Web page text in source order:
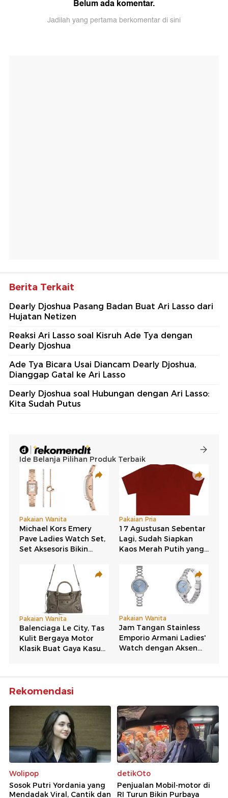
Belum ada komentar.
Jadilah yang pertama berkomentar di sini
Berita Terkait
Dearly Djoshua Pasang Badan Buat Ari Lasso dari
Hujatan Netizen
Reaksi Ari Lasso soal Kisruh Ade Tya dengan
Dearly Djoshua
Ade Tya Bicara Usai Diancam Dearly Djoshua,
Dianggap Gatal ke Ari Lasso
Dearly Djoshua soal Hubungan dengan Ari Lasso:
Kita Sudah Putus
Rekomendasi
Wolipop
Sosok Putri Yordania yang
Mendadak Viral, Cantik dan
detikOto
Penjualan Mobil-motor di
RI Turun Bikin Purbaya